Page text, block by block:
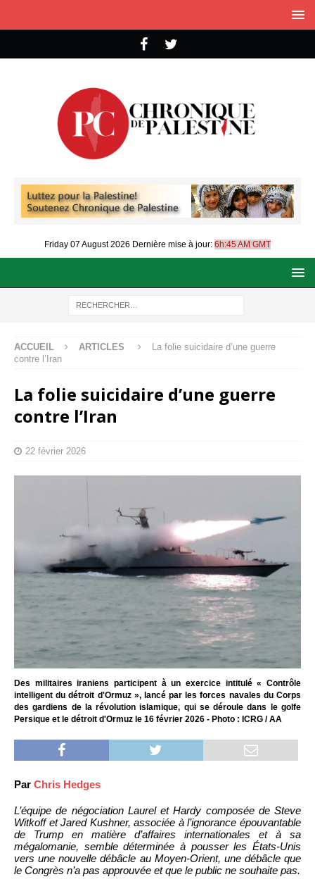
Friday 07 August 2026 Dernière mise à jour: 6h:45 AM GMT
ACCUEIL ARTICLES
La folie suicidaire d’une guerre
contre l’Iran
La folie suicidaire d’une guerre
contre l’Iran
22 février 2026
Des militaires iraniens participent à un exercice intitulé « Contrôle
intelligent du détroit d'Ormuz », lancé par les forces navales du Corps
des gardiens de la révolution islamique, qui se déroule dans le golfe
Persique et le détroit d'Ormuz le 16 février 2026 - Photo : ICRG / AA
Par Chris Hedges
L’équipe de négociation Laurel et Hardy composée de Steve
Witkoff et Jared Kushner, associée à l’ignorance épouvantable
de Trump en matière d’affaires internationales et à sa
mégalomanie, semble déterminée à pousser les États-Unis
vers une nouvelle débâcle au Moyen-Orient, une débâcle que
le Congrès n’a pas approuvée et que le public ne souhaite pas.